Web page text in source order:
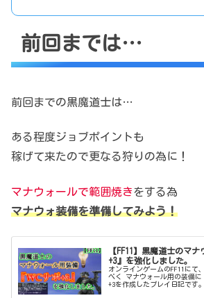
前回までは…
前回までの黒魔道士は…
ある程度ジョブポイントも
稼げて来たので更なる狩りの為に！
マナウォールで範囲焼きをする為
マナウォ装備を準備してみよう！
【FF11】黒魔道士のマナ
+3』を強化しました。
オンラインゲームのFF11にて
べく マナウォール用の装備に エンピ装束119+3の WCサボ
+3を作成したプレイ日記です。